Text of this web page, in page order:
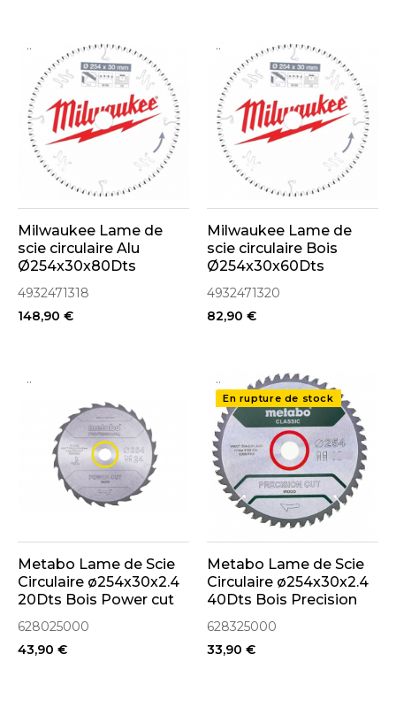
..
Milwaukee Lame de
scie circulaire Alu
Ø254x30x80Dts
(4932471318)
4932471318
148,90 €
..
Milwaukee Lame de
scie circulaire Bois
Ø254x30x60Dts
(4932471320)
4932471320
82,90 €
..
Metabo Lame de Scie
Circulaire ø254x30x2.4
20Dts Bois Power cut
wood (628025000)
628025000
43,90 €
..
En rupture de stock
Metabo Lame de Scie
Circulaire ø254x30x2.4
40Dts Bois Precision
Cut Classic
(628325000)
628325000
33,90 €